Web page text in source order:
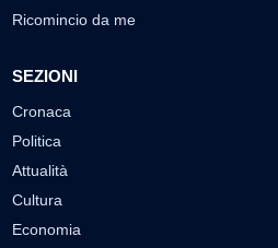
Ricomincio da me
SEZIONI
Cronaca
Politica
Attualità
Cultura
Economia